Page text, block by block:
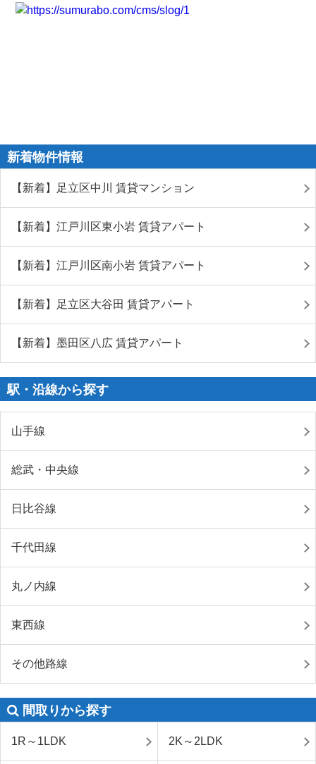
新着物件情報
【新着】足立区中川 賃貸マンション
【新着】江戸川区東小岩 賃貸アパート
【新着】江戸川区南小岩 賃貸アパート
【新着】足立区大谷田 賃貸アパート
【新着】墨田区八広 賃貸アパート
駅・沿線から探す
山手線
総武・中央線
日比谷線
千代田線
丸ノ内線
東西線
その他路線
間取りから探す
1R～1LDK 2K～2LDK